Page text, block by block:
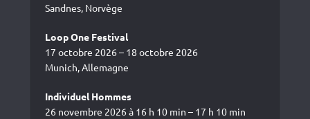
Sandnes, Norvège
Loop One Festival
17 octobre 2026 – 18 octobre 2026
Munich, Allemagne
Individuel Hommes
26 novembre 2026 à 16 h 10 min – 17 h 10 min